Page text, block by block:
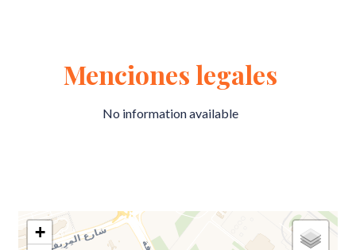
Menciones legales
No information available
+